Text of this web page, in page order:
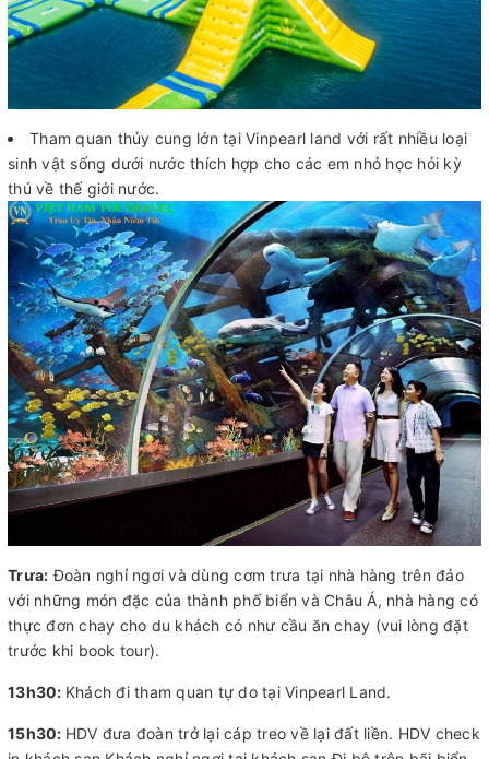
Tham quan thủy cung lớn tại Vinpearl land với rất nhiều loại
sinh vật sống dưới nước thích hợp cho các em nhỏ học hỏi kỳ
thú về thế giới nước.
Trưa: Đoàn nghỉ ngơi và dùng cơm trưa tại nhà hàng trên đảo
với những món đặc của thành phố biển và Châu Á, nhà hàng có
thực đơn chay cho du khách có như cầu ăn chay (vui lòng đặt
trước khi book tour).
13h30: Khách đi tham quan tự do tại Vinpearl Land.
15h30: HDV đưa đoàn trở lại cáp treo về lại đất liền. HDV check